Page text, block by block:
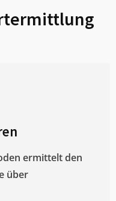
ermittelt den
über